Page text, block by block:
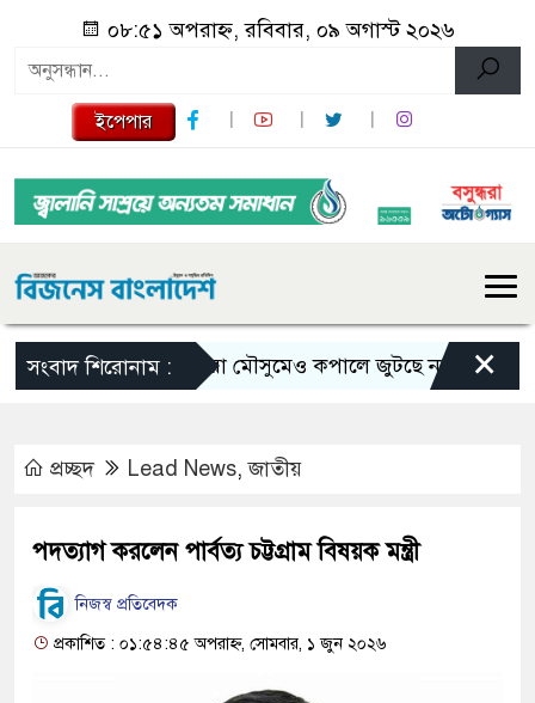
০৮:৫১ অপরাহ্ন, রবিবার, ০৯ অগাস্ট ২০২৬
ইপেপার
সংবাদ শিরোনাম :ভরা মৌসুমেও কপালে জুটছে না ইলিশ, দাম বেশ
×
প্রচ্ছদ Lead News,জাতীয়
পদত্যাগ করলেন পার্বত্য চট্টগ্রাম বিষয়ক মন্ত্রী
নিজস্ব প্রতিবেদক
প্রকাশিত : ০১:৫৪:৪৫ অপরাহ্ন, সোমবার, ১ জুন ২০২৬